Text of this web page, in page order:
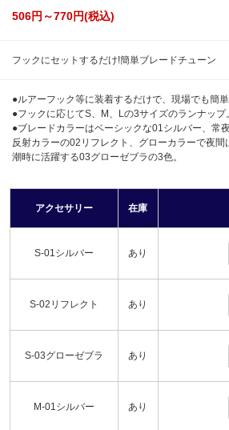
506円～770円(税込)
フックにセットするだけ!簡単ブレードチューン
●ルアーフック等に装着するだけで、現場でも簡
●フックに応じてS、M、Lの3サイズのランナップ。
●ブレードカラーはベーシックな01シルバー、常
反射カラーの02リフレクト、グローカラーで夜間
潮時に活躍する03グローゼブラの3色。
アクセサリー 在庫
S-01シルバー あり
S-02リフレクト あり
S-03グローゼブラ あり
M-01シルバー あり